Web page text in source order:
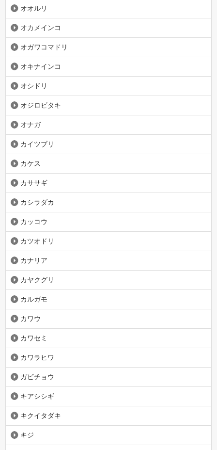
オオルリ
オカメインコ
オガワコマドリ
オキナインコ
オシドリ
オジロビタキ
オナガ
カイツブリ
カケス
カササギ
カシラダカ
カッコウ
カツオドリ
カナリア
カヤクグリ
カルガモ
カワウ
カワセミ
カワラヒワ
ガビチョウ
キアシシギ
キクイタダキ
キジ